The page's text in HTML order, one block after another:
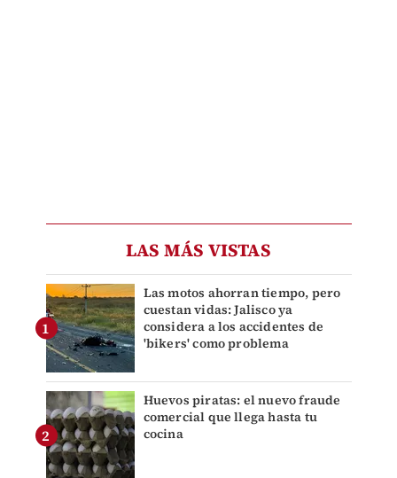
LAS MÁS VISTAS
Las motos ahorran tiempo, pero
cuestan vidas: Jalisco ya
considera a los accidentes de
'bikers' como problema
Huevos piratas: el nuevo fraude
comercial que llega hasta tu
cocina